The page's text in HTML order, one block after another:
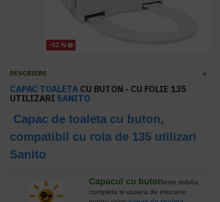
-12 %
DESCRIERE
CAPAC TOALETA CU BUTON - CU FOLIE 135
UTILIZARI SANITO
Capac de toaletacu buton,
compatibil cu rola de 135 utilizari
Sanito
Capacul cu butoneste solutia
completa si usoara de inlocuire